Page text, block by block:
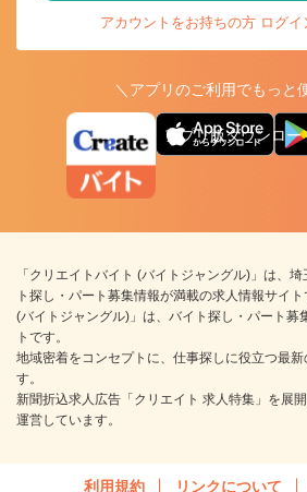
アカウントをお持ちの方 ログイ
＼アプリのご利用でもっと
アプリ版ダウンロー
「クリエイトバイト (バイトジャングル)」は、
ト探し・パート募集情報が満載の求人情報サイ
(バイトジャングル)」は、バイト探し・パート募
トです。
地域密着をコンセプトに、仕事探しに役立つ最
す。
新聞折込求人広告「クリエイト 求人特集」を展
運営しています。
利用規約 リンクについて